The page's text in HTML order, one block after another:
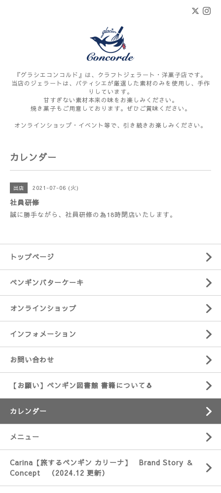
『グラシエコンコルド』は、クラフトジェラート・洋菓子店です。
当店のジェラートは、パティシエが厳選した素材のみを使用し、手作
りしています。
甘すぎない素材本来の味をお楽しみください。
焼き菓子もご用意しております。ぜひご賞味ください。
オンラインショップ・イベント等で、引き続きお楽しみください。
カレンダー
出店 2021-07-06 (火)
社員研修
誠に勝手ながら、社員研修の為18時閉店いたします。
トップページ
ペンギンバターケーキ
オンラインショップ
インフォメーション
お問い合わせ
【お願い】ペンギン図書館 書籍について🐧
カレンダー
メニュー
Carina【旅するペンギン カリーナ】 Brand Story ＆
Concept （2024.12 更新）